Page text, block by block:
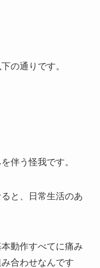
の通りです。
伴う怪我です。
と、日常生活のあ
動作すべてに痛み
合わせなんです